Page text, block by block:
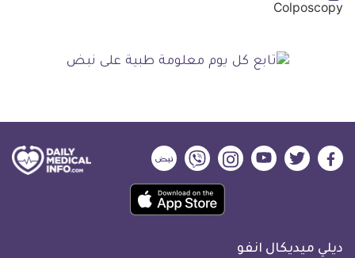
ديلي
فيسبوك
ديلي
تويتر
ديلي
ميديكال
يوتيوب
ديلي
ميديكال
انفو
ديلي
ميديكال
انفو
ديلي
ميديكال
انفو
حمل
تطبيق
ديلي ميديكال انفو